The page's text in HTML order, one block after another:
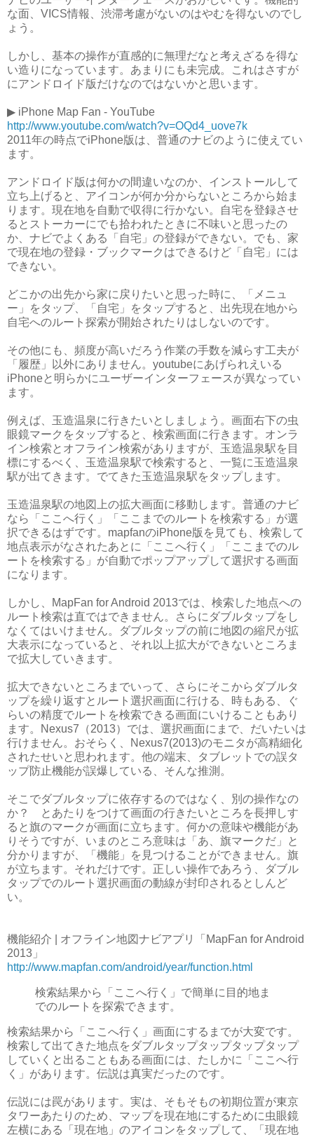
な面、VICS情報、渋滞考慮がないのはやむを得ないのでし
ょう。
しかし、基本の操作が直感的に無理だなと考えざるを得な
い造りになっています。あまりにも未完成。これはさすが
にアンドロイド版だけなのではないかと思います。
▶ iPhone Map Fan - YouTube
http://www.youtube.com/watch?v=OQd4_uove7k
2011年の時点でiPhone版は、普通のナビのように使えてい
ます。
アンドロイド版は何かの間違いなのか、インストールして
立ち上げると、アイコンが何か分からないところから始ま
ります。現在地を自動で収得に行かない。自宅を登録させ
るとストーカーにでも拾われたときに不味いと思ったの
か、ナビでよくある「自宅」の登録ができない。でも、家
で現在地の登録・ブックマークはできるけど「自宅」には
できない。
どこかの出先から家に戻りたいと思った時に、「メニュ
ー」をタップ、「自宅」をタップすると、出先現在地から
自宅へのルート探索が開始されたりはしないのです。
その他にも、頻度が高いだろう作業の手数を減らす工夫が
「履歴」以外にありません。youtubeにあげられえいる
iPhoneと明らかにユーザーインターフェースが異なってい
ます。
例えば、玉造温泉に行きたいとしましょう。画面右下の虫
眼鏡マークをタップすると、検索画面に行きます。オンラ
イン検索とオフライン検索がありますが、玉造温泉駅を目
標にするべく、玉造温泉駅で検索すると、一覧に玉造温泉
駅が出てきます。でてきた玉造温泉駅をタップします。
玉造温泉駅の地図上の拡大画面に移動します。普通のナビ
なら「ここへ行く」「ここまでのルートを検索する」が選
択できるはずです。mapfanのiPhone版を見ても、検索して
地点表示がなされたあとに「ここへ行く」「ここまでのル
ートを検索する」が自動でポップアップして選択する画面
になります。
しかし、MapFan for Android 2013では、検索した地点への
ルート検索は直ではできません。さらにダブルタップをし
なくてはいけません。ダブルタップの前に地図の縮尺が拡
大表示になっていると、それ以上拡大ができないところま
で拡大していきます。
拡大できないところまでいって、さらにそこからダブルタ
ップを繰り返すとルート選択画面に行ける、時もある、ぐ
らいの精度でルートを検索できる画面にいけることもあり
ます。Nexus7（2013）では、選択画面にまで、だいたいは
行けません。おそらく、Nexus7(2013)のモニタが高精細化
されたせいと思われます。他の端末、タブレットでの誤タ
ップ防止機能が誤爆している、そんな推測。
そこでダブルタップに依存するのではなく、別の操作なの
か？ とあたりをつけて画面の行きたいところを長押しす
ると旗のマークが画面に立ちます。何かの意味や機能があ
りそうですが、いまのところ意味は「あ、旗マークだ」と
分かりますが、「機能」を見つけることができません。旗
が立ちます。それだけです。正しい操作であろう、ダブル
タップでのルート選択画面の動線が封印されるとしんど
い。
機能紹介 | オフライン地図ナビアプリ「MapFan for Android
2013」
http://www.mapfan.com/android/year/function.html
検索結果から「ここへ行く」で簡単に目的地ま
でのルートを探索できます。
検索結果から「ここへ行く」画面にするまでが大変です。
検索して出てきた地点をダブルタップタップタップタップ
していくと出ることもある画面には、たしかに「ここへ行
く」があります。伝説は真実だったのです。
伝説には罠があります。実は、そもそもの初期位置が東京
タワーあたりのため、マップを現在地にするために虫眼鏡
左横にある「現在地」のアイコンをタップして、「現在地